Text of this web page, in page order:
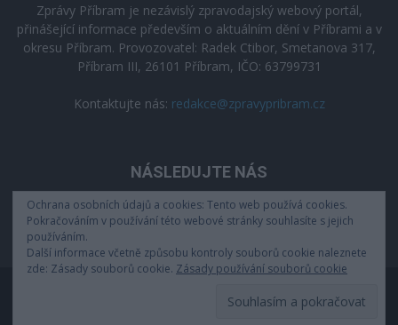
Zprávy Příbram je nezávislý zpravodajský webový portál,
přinášející informace především o aktuálním dění v Příbrami a v
okresu Příbram. Provozovatel: Radek Ctibor, Smetanova 317,
Příbram III, 26101 Příbram, IČO: 63799731
Kontaktujte nás: redakce@zpravypribram.cz
NÁSLEDUJTE NÁS
Ochrana osobních údajů a cookies: Tento web používá cookies.
Pokračováním v používání této webové stránky souhlasíte s jejich
používáním.
Další informace včetně způsobu kontroly souborů cookie naleznete
zde: Zásady souborů cookie. Zásady používání souborů cookie